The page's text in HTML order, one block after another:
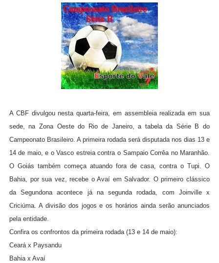
A CBF divulgou nesta quarta-feira, em assembleia realizada em sua
sede, na Zona Oeste do Rio de Janeiro, a tabela da Série B do
Campeonato Brasileiro. A primeira rodada será disputada nos dias 13 e
14 de maio, e o Vasco estreia contra o Sampaio Corrêa no Maranhão.
O Goiás também começa atuando fora de casa, contra o Tupi. O
Bahia, por sua vez, recebe o Avaí em Salvador. O primeiro clássico
da Segundona acontece já na segunda rodada, com Joinville x
Criciúma. A divisão dos jogos e os horários ainda serão anunciados
pela entidade.
Confira os confrontos da primeira rodada (13 e 14 de maio):
Ceará x Paysandu
Bahia x Avaí